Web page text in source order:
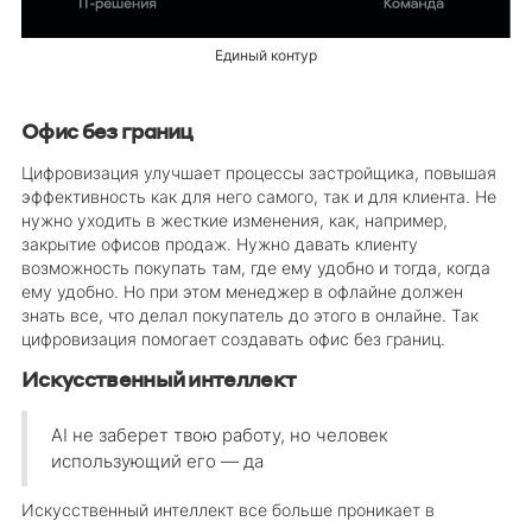
Единый контур
Офис без границ
Цифровизация улучшает процессы застройщика, повышая
эффективность как для него самого, так и для клиента. Не
нужно уходить в жесткие изменения, как, например,
закрытие офисов продаж. Нужно давать клиенту
возможность покупать там, где ему удобно и тогда, когда
ему удобно. Но при этом менеджер в офлайне должен
знать все, что делал покупатель до этого в онлайне. Так
цифровизация помогает создавать офис без границ.
Искусственный интеллект
AI не заберет твою работу, но человек
использующий его — да
Искусственный интеллект все больше проникает в